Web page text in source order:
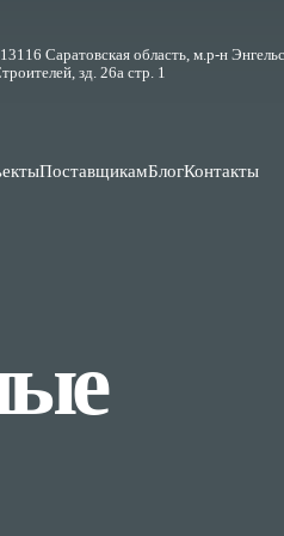
Саратовская область, м.р-н
зд. 26а стр. 1
ПоставщикамБлогКонтакты